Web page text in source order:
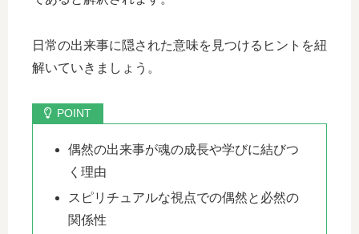
日常の出来事に隠された意味を見つけるヒントを紐
解いていきましょう。
偶然の出来事が魂の成長や学びに結びつ
く理由
スピリチュアルな視点での偶然と必然の
関係性